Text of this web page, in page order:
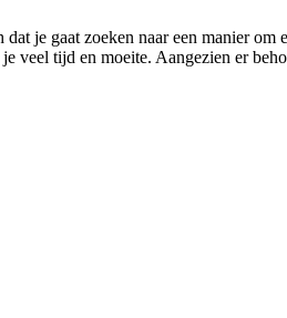
je gaat zoeken naar een manier
veel tijd en moeite. Aangezien er